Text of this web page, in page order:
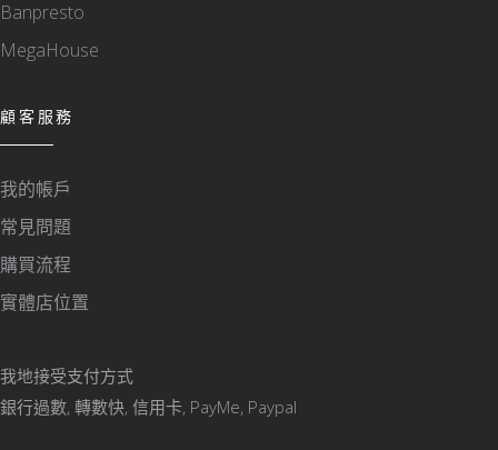
Banpresto
MegaHouse
顧客服務
我的帳戶
常見問題
購買流程
實體店位置
我地接受支付方式
銀行過數, 轉數快, 信用卡, PayMe, Paypal